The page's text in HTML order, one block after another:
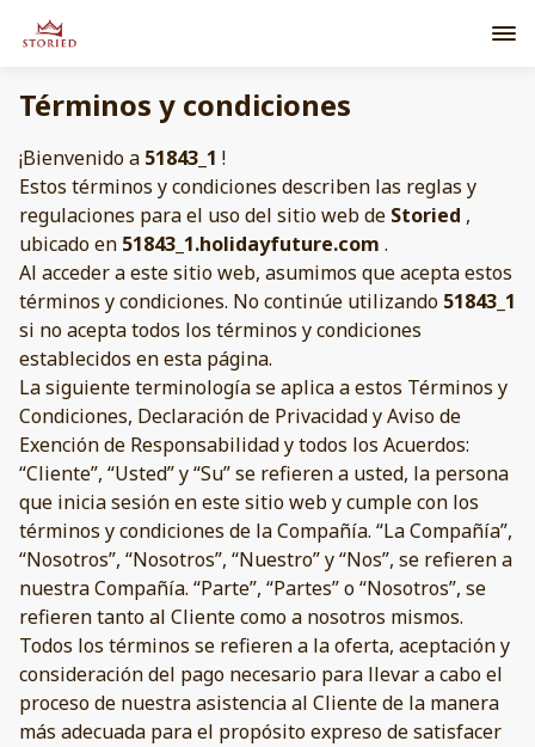
Términos y condiciones
¡Bienvenido a 51843_1 !
Estos términos y condiciones describen las reglas y
regulaciones para el uso del sitio web de Storied ,
ubicado en 51843_1.holidayfuture.com .
Al acceder a este sitio web, asumimos que acepta estos
términos y condiciones. No continúe utilizando 51843_1
si no acepta todos los términos y condiciones
establecidos en esta página.
La siguiente terminología se aplica a estos Términos y
Condiciones, Declaración de Privacidad y Aviso de
Exención de Responsabilidad y todos los Acuerdos:
“Cliente”, “Usted” y “Su” se refieren a usted, la persona
que inicia sesión en este sitio web y cumple con los
términos y condiciones de la Compañía. “La Compañía”,
“Nosotros”, “Nosotros”, “Nuestro” y “Nos”, se refieren a
nuestra Compañía. “Parte”, “Partes” o “Nosotros”, se
refieren tanto al Cliente como a nosotros mismos.
Todos los términos se refieren a la oferta, aceptación y
consideración del pago necesario para llevar a cabo el
proceso de nuestra asistencia al Cliente de la manera
más adecuada para el propósito expreso de satisfacer